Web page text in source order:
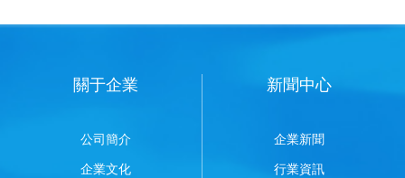
關于企業
公司簡介
企業文化
新聞中心
企業新聞
行業資訊